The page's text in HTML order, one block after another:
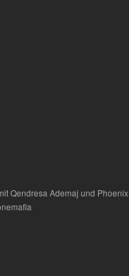
Qendresa Ademaj und Phoenix